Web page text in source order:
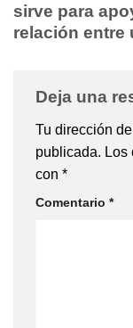
sirve para
relación entre
Deja una
Tu dirección
publicada. Los
con *
Comentario *